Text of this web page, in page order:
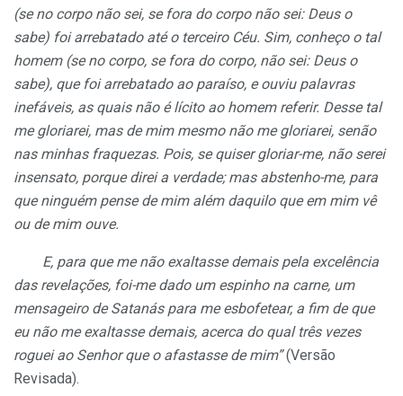
(se no corpo não sei, se fora do corpo não sei: Deus o
sabe) foi arrebatado até o terceiro Céu. Sim, conheço o tal
homem (se no corpo, se fora do corpo, não sei: Deus o
sabe), que foi arrebatado ao paraíso, e ouviu palavras
inefáveis, as quais não é lícito ao homem referir. Desse tal
me gloriarei, mas de mim mesmo não me gloriarei, senão
nas minhas fraquezas. Pois, se quiser gloriar-me, não serei
insensato, porque direi a verdade; mas abstenho-me, para
que ninguém pense de mim além daquilo que em mim vê
ou de mim ouve.
E, para que me não exaltasse demais pela excelência
das revelações, foi-me dado um espinho na carne, um
mensageiro de Satanás para me esbofetear, a fim de que
eu não me exaltasse demais, acerca do qual três vezes
roguei ao Senhor que o afastasse de mim”(Versão
Revisada).